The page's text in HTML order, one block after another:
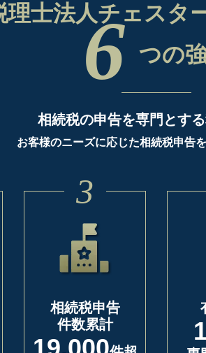
理士法人チェスタ
6 つの
相続税の申告を専門とする
お客様のニーズに応じた相続税申告
3
相続税申告
件数累計